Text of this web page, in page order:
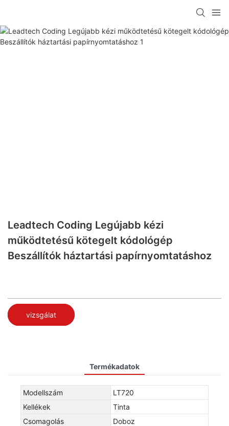
Leadtech Coding Legújabb kézi
működtetésű kötegelt kódológép
Beszállítók háztartási papírnyomtatáshoz
vizsgálat
Termékadatok
Modellszám
LT720
Kellékek
Tinta
Csomagolás
Doboz